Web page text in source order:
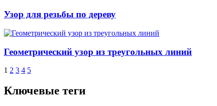
Узор для резьбы по дереву
Геометрический узор из треугольных линий
1 2 3 4 5
Ключевые теги